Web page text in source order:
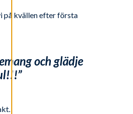
på kvällen efter första
och glädje